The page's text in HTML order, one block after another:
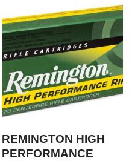
REMINGTON HIGH
PERFORMANCE